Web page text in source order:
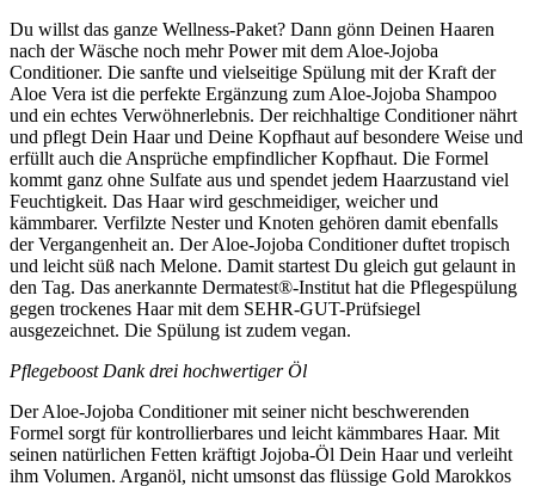
Du willst das ganze Wellness-Paket? Dann gönn Deinen Haaren
nach der Wäsche noch mehr Power mit dem Aloe-Jojoba
Conditioner. Die sanfte und vielseitige Spülung mit der Kraft der
Aloe Vera ist die perfekte Ergänzung zum Aloe-Jojoba Shampoo
und ein echtes Verwöhnerlebnis. Der reichhaltige Conditioner nährt
und pflegt Dein Haar und Deine Kopfhaut auf besondere Weise und
erfüllt auch die Ansprüche empfindlicher Kopfhaut. Die Formel
kommt ganz ohne Sulfate aus und spendet jedem Haarzustand viel
Feuchtigkeit. Das Haar wird geschmeidiger, weicher und
kämmbarer. Verfilzte Nester und Knoten gehören damit ebenfalls
der Vergangenheit an. Der Aloe-Jojoba Conditioner duftet tropisch
und leicht süß nach Melone. Damit startest Du gleich gut gelaunt in
den Tag. Das anerkannte Dermatest®️-Institut hat die Pflegespülung
gegen trockenes Haar mit dem SEHR-GUT-Prüfsiegel
ausgezeichnet. Die Spülung ist zudem vegan.
Pflegeboost Dank drei hochwertiger Öl
Der Aloe-Jojoba Conditioner mit seiner nicht beschwerenden
Formel sorgt für kontrollierbares und leicht kämmbares Haar. Mit
seinen natürlichen Fetten kräftigt Jojoba-Öl Dein Haar und verleiht
ihm Volumen. Arganöl, nicht umsonst das flüssige Gold Marokkos